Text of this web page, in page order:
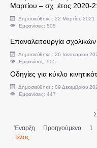
Βεβαιώσεις
ΕΚΠ/ΚΑ ΘΕΜΑΤΑ
Αναρτήσεις τμ.
Ανακοινώσεις
Χρήσιμα
Μαρτίου – σχ. έτος 2020-
Δημοσιεύθηκε : 22 Μαρτίου 2021
Εμφανίσεις: 505
Επαναλειτουργία
Δημοσιεύθηκε : 26 Ιανουαρίου
Εμφανίσεις: 905
Οδηγίες για κύκλο
Δημοσιεύθηκε : 09 Δεκεμβρίου
Εμφανίσεις: 447
Έναρξη
Προηγούμενο 1
Τέλος